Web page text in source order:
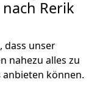
Rerik
dass unser
nahezu alles zu
anbieten können.